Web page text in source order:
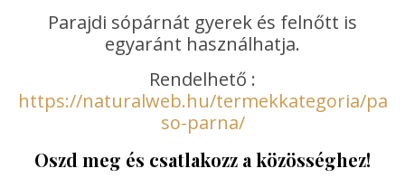
Parajdi sópárnát gyerek és felnőtt is
egyaránt használhatja.
Rendelhető :
https://naturalweb.hu/termekkategoria/
so-parna/
Oszd meg és csatlakozz a közösséghez!